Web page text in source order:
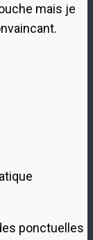
mais je
ponctuelles